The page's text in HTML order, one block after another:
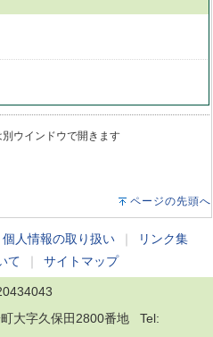
ウインドウで開きます
ページの先頭へ
個人情報の取り扱い
リンク集
て サイトマップ
大字久保田2800番地 Tel: